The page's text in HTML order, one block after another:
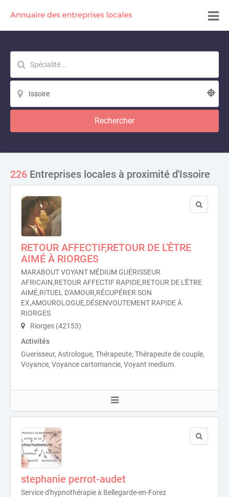
Rechercher
226 Entreprises locales à proximité d'Issoire
RETOUR AFFECTIF,RETOUR DE L'ÊTRE
AIMÉ À RIORGES
MARABOUT VOYANT MÉDIUM GUÉRISSEUR
AFRICAIN,RETOUR AFFECTIF RAPIDE,RETOUR DE L'ÊTRE
AIMÉ,RITUEL D'AMOUR,RÉCUPÉRER SON
EX,AMOUROLOGUE,DÉSENVOUTEMENT RAPIDE À
RIORGES
Riorges (42153)
Activités
Guerisseur, Astrologue, Thérapeute, Thérapeute de couple,
Voyance, Voyance cartomancie, Voyant medium.
stephanie perrot-audet
Service d'hypnothérapie à Bellegarde-en-Forez